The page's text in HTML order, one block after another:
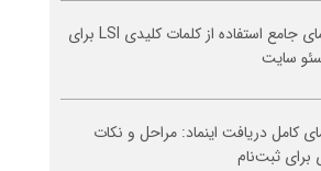
راهنمای جامع استفاده از کلمات کلیدی LSI برای
سئو سایت
کامل دریافت اینماد: مراحل و نکات
ثبت‌نام